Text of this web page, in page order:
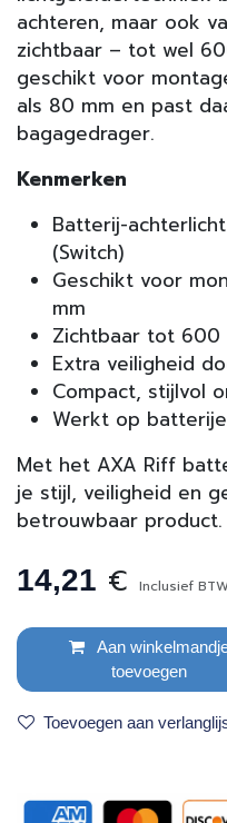
achteren, maar ook
zichtbaar – tot wel
geschikt voor
als 80 mm en past
bagagedrager.
Kenmerken
Batterij-
(Switch)
Geschikt voor
mm
Zichtbaar tot 600
Extra veiligheid
Compact, stijlvol
Werkt op
Met het AXA Riff
je stijl, veiligheid en
betrouwbaar product.
14,21 € Inclusief
Aan
toevoegen
Toevoegen aan